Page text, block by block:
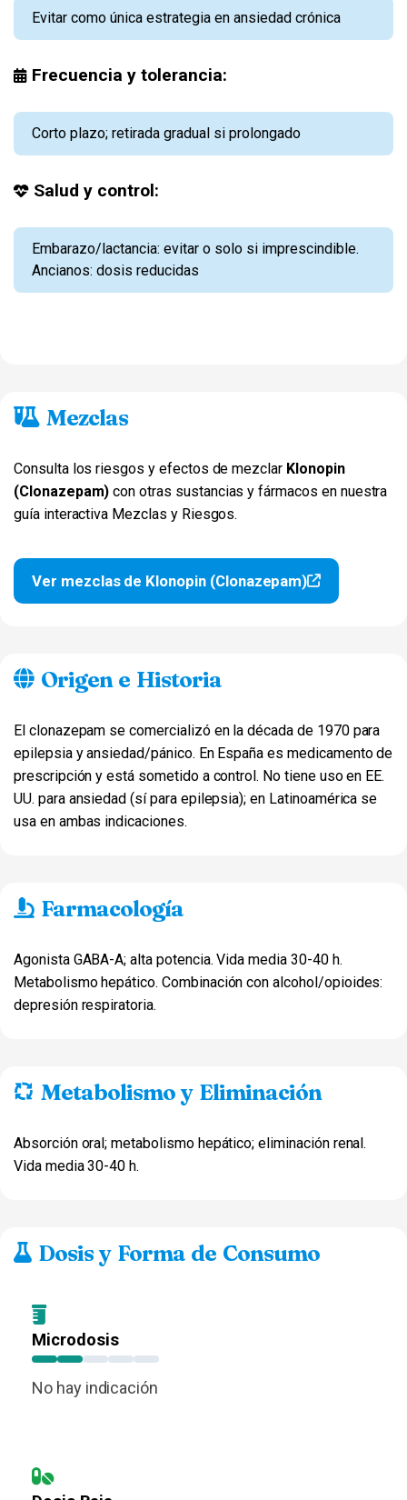
Evitar como única estrategia en ansiedad crónica
Frecuencia y tolerancia:
Corto plazo; retirada gradual si prolongado
Salud y control:
Embarazo/lactancia: evitar o solo si imprescindible.
Ancianos: dosis reducidas
Mezclas
Consulta los riesgos y efectos de mezclar Klonopin
(Clonazepam) con otras sustancias y fármacos en nuestra
guía interactiva Mezclas y Riesgos.
Ver mezclas de Klonopin (Clonazepam)
Origen e Historia
El clonazepam se comercializó en la década de 1970 para
epilepsia y ansiedad/pánico. En España es medicamento de
prescripción y está sometido a control. No tiene uso en EE.
UU. para ansiedad (sí para epilepsia); en Latinoamérica se
usa en ambas indicaciones.
Farmacología
Agonista GABA-A; alta potencia. Vida media 30-40 h.
Metabolismo hepático. Combinación con alcohol/opioides:
depresión respiratoria.
Metabolismo y Eliminación
Absorción oral; metabolismo hepático; eliminación renal.
Vida media 30-40 h.
Dosis y Forma de Consumo
Microdosis
No hay indicación